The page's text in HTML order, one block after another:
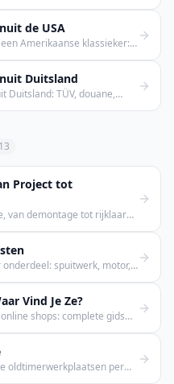
de USA
Amerikaanse klassieker:
Duitsland
Duitsland: TÜV, douane,
13
Project tot
van demontage tot rijklaar
spuitwerk, motor,
Vind Je Ze?
shops: complete gids
oldtimerwerkplaatsen per